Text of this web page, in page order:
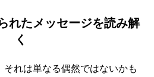
れたメッセージを読み解
く
れは単なる偶然ではないかも